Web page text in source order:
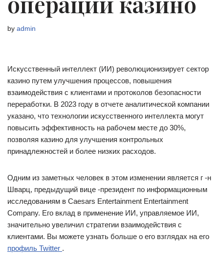
by admin
Искусственный интеллект (ИИ) революционизирует сектор
казино путем улучшения процессов, повышения
взаимодействия с клиентами и протоколов безопасности
переработки. В 2023 году в отчете аналитической компании
указано, что технологии искусственного интеллекта могут
повысить эффективность на рабочем месте до 30%,
позволяя казино для улучшения контрольных
принадлежностей и более низких расходов.
Одним из заметных человек в этом изменении является г -н
Шварц, предыдущий вице -президент по информационным
исследованиям в Caesars Entertainment Entertainment
Company. Его вклад в применение ИИ, управляемое ИИ,
значительно увеличил стратегии взаимодействия с
клиентами. Вы можете узнать больше о его взглядах на его
профиль Twitter .